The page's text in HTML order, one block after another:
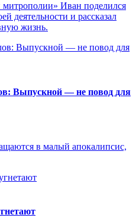
Иван поделился
деятельности и рассказал
жизнь.
Выпускной — не повод для
в малый апокалипсис,